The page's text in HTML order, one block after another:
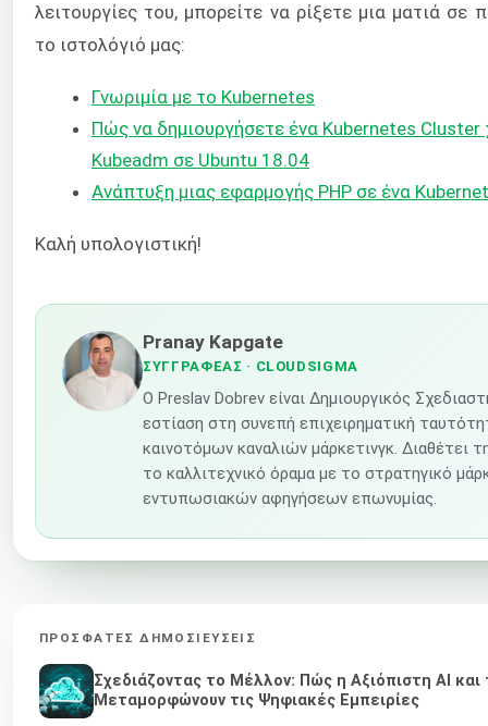
λειτουργίες του, μπορείτε να ρίξετε μια ματιά σε
το ιστολόγιό μας:
Γνωριμία με το Kubernetes
Πώς να δημιουργήσετε ένα Kubernetes Cluster
Kubeadm σε Ubuntu 18.04
Ανάπτυξη μιας εφαρμογής PHP σε ένα
Καλή υπολογιστική!
Pranay Kapgate
ΣΥΓΓΡΑΦΈΑΣ · CLOUDSIGMA
Ο Preslav Dobrev είναι Δημιουργικός
εστίαση στη συνεπή επιχειρηματική
καινοτόμων καναλιών μάρκετινγκ. Διαθέτει
το καλλιτεχνικό όραμα με το στρατηγικό
εντυπωσιακών αφηγήσεων επωνυμίας.
ΠΡΌΣΦΑΤΕΣ ΔΗΜΟΣΙΕΎΣΕΙΣ
Σχεδιάζοντας το Μέλλον: Πώς η Αξιόπιστη AI και
Μεταμορφώνουν τις Ψηφιακές Εμπειρίες